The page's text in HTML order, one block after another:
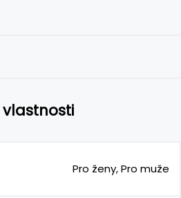
vlastnosti
Pro ženy, Pro muže